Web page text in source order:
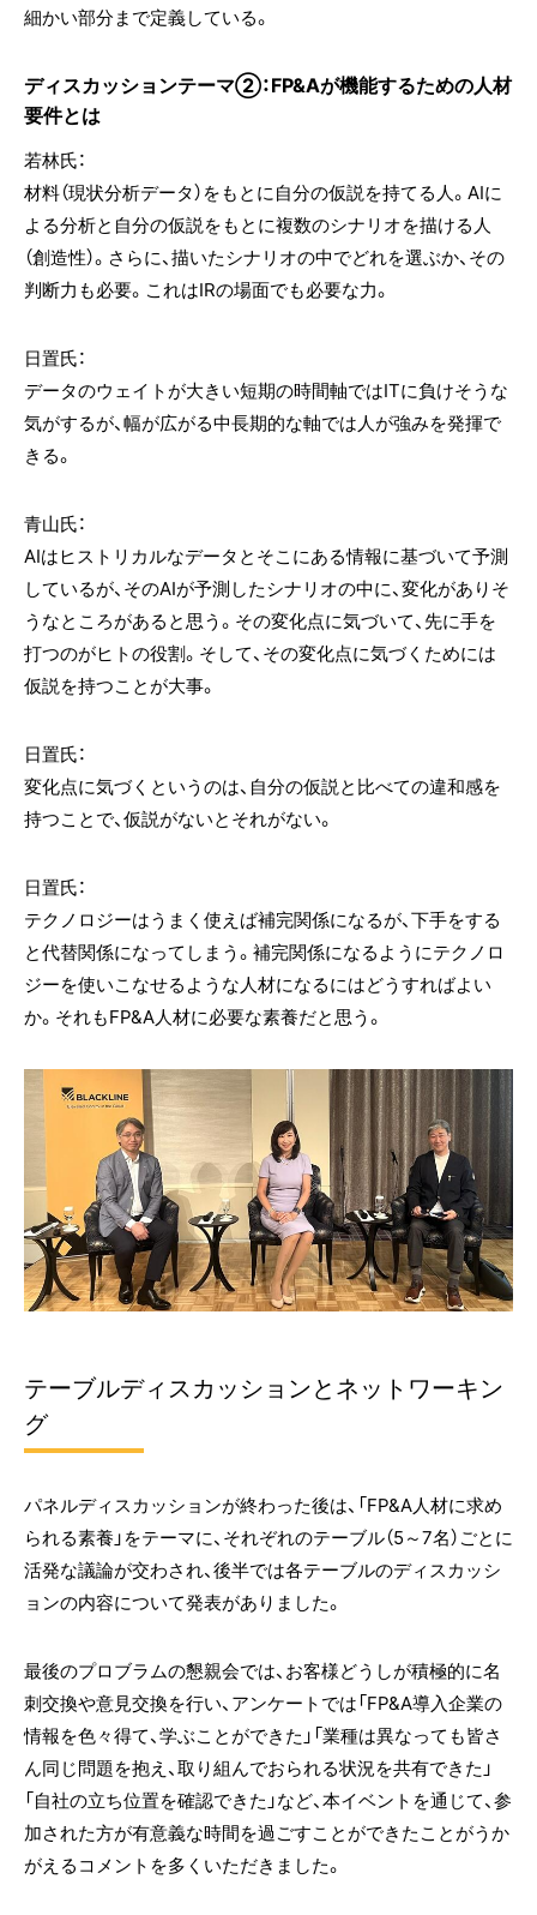
細かい部分まで定義している。
ディスカッションテーマ②：FP&Aが機能するための人材
要件とは
若林氏：
材料（現状分析データ）をもとに自分の仮説を持てる人。AIに
よる分析と自分の仮説をもとに複数のシナリオを描ける人
（創造性）。さらに、描いたシナリオの中でどれを選ぶか、その
判断力も必要。これはIRの場面でも必要な力。
日置氏：
データのウェイトが大きい短期の時間軸ではITに負けそうな
気がするが、幅が広がる中長期的な軸では人が強みを発揮で
きる。
青山氏：
AIはヒストリカルなデータとそこにある情報に基づいて予測
しているが、そのAIが予測したシナリオの中に、変化がありそ
うなところがあると思う。その変化点に気づいて、先に手を
打つのがヒトの役割。そして、その変化点に気づくためには
仮説を持つことが大事。
日置氏：
変化点に気づくというのは、自分の仮説と比べての違和感を
持つことで、仮説がないとそれがない。
日置氏：
テクノロジーはうまく使えば補完関係になるが、下手をする
と代替関係になってしまう。補完関係になるようにテクノロ
ジーを使いこなせるような人材になるにはどうすればよい
か。それもFP&A人材に必要な素養だと思う。
テーブルディスカッションとネットワーキン
グ
パネルディスカッションが終わった後は、「FP&A人材に求め
られる素養」をテーマに、それぞれのテーブル（5～7名）ごとに
活発な議論が交わされ、後半では各テーブルのディスカッシ
ョンの内容について発表がありました。
最後のプロブラムの懇親会では、お客様どうしが積極的に名
刺交換や意見交換を行い、アンケートでは「FP&A導入企業の
情報を色々得て、学ぶことができた」「業種は異なっても皆さ
ん同じ問題を抱え、取り組んでおられる状況を共有できた」
「自社の立ち位置を確認できた」など、本イベントを通じて、参
加された方が有意義な時間を過ごすことができたことがうか
がえるコメントを多くいただきました。